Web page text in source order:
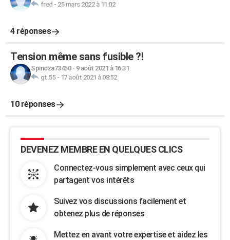
fred - 25 mars 2022 à 11:02
4 réponses
Tension même sans fusible ?!
Spinoza73450- 9 août 2021 à 16:31
gt.55- 17 août 2021 à 08:52
10 réponses
DEVENEZ MEMBRE EN QUELQUES CLICS
Connectez-vous simplement avec ceux qui
partagent vos intérêts
Suivez vos discussions facilement et
obtenez plus de réponses
Mettez en avant votre expertise et aidez les